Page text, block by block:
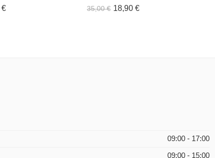
€
Įvertinimas:
5.00iš 5
35,00€ 18,90 €
09:00 - 17:00
09:00 - 15:00